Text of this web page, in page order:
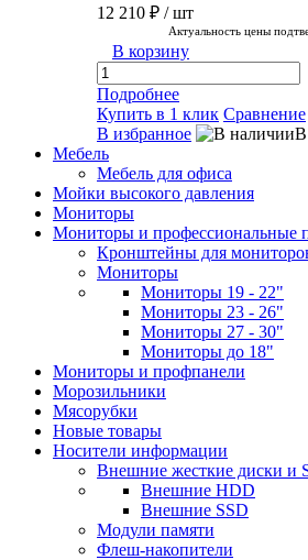
12 210 ₽ / шт
Актуальность цены
В корзину
Подробнее
Купить в 1 клик Сравнение
В избранное
В
Мебель
Мебель для офиса
Мойки высокого давления
Мониторы
Мониторы и профессиональные
Кронштейны для
Мониторы
Мониторы 19 - 22"
Мониторы 23 - 26"
Мониторы 27 - 30"
Мониторы до 18"
Мониторы и профпанели
Морозильники
Мясорубки
Новые товары
Носители информации
Внешние жесткие диски и
Внешние HDD
Внешние SSD
Модули памяти
Флеш-накопители